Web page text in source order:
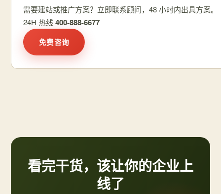
需要建站或推广方案？立即联系顾问，48 小时内出具方案。
24H 热线 400-888-6677
免费咨询
看完干货，该让你的企业上
线了